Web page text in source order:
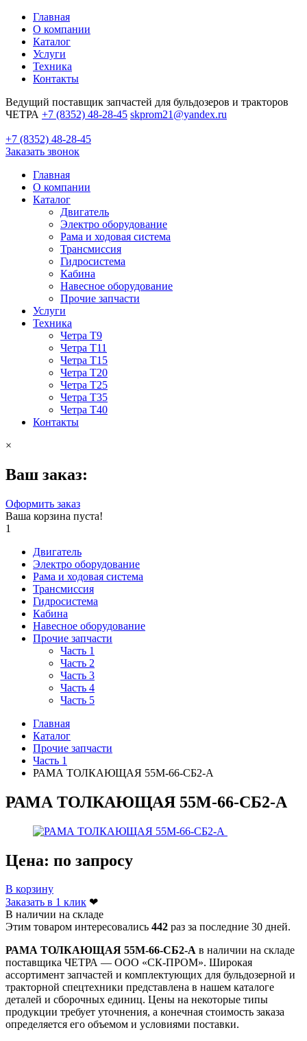
Главная
О компании
Каталог
Услуги
Техника
Контакты
Ведущий поставщик запчастей для бульдозеров и тракторов
ЧЕТРА +7 (8352) 48-28-45 skprom21@yandex.ru
+7 (8352) 48-28-45
Заказать звонок
Главная
О компании
Каталог
Двигатель
Электро оборудование
Рама и ходовая система
Трансмиссия
Гидросистема
Кабина
Навесное оборудование
Прочие запчасти
Услуги
Техника
Четра Т9
Четра Т11
Четра Т15
Четра Т20
Четра Т25
Четра Т35
Четра Т40
Контакты
×
Ваш заказ:
Оформить заказ
Ваша корзина пуста!
1
Двигатель
Электро оборудование
Рама и ходовая система
Трансмиссия
Гидросистема
Кабина
Навесное оборудование
Прочие запчасти
Часть 1
Часть 2
Часть 3
Часть 4
Часть 5
Главная
Каталог
Прочие запчасти
Часть 1
РАМА ТОЛКАЮЩАЯ 55М-66-СБ2-А
РАМА ТОЛКАЮЩАЯ 55М-66-СБ2-А
Цена: по запросу
В корзину
Заказать в 1 клик ❤
В наличии на складе
Этим товаром интересовались 442 раз за последние 30 дней.
РАМА ТОЛКАЮЩАЯ 55М-66-СБ2-А в наличии на складе
поставщика ЧЕТРА — ООО «СК-ПРОМ». Широкая
ассортимент запчастей и комплектующих для бульдозерной и
тракторной спецтехники представлена в нашем каталоге
деталей и сборочных единиц. Цены на некоторые типы
продукции требует уточнения, а конечная стоимость заказа
определяется его объемом и условиями поставки.